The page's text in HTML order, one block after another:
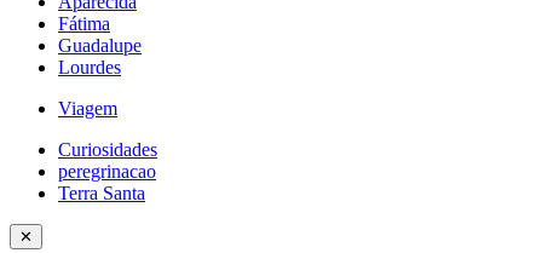
Fátima
Guadalupe
Lourdes
Viagem
Curiosidades
peregrinacao
Terra Santa
✕